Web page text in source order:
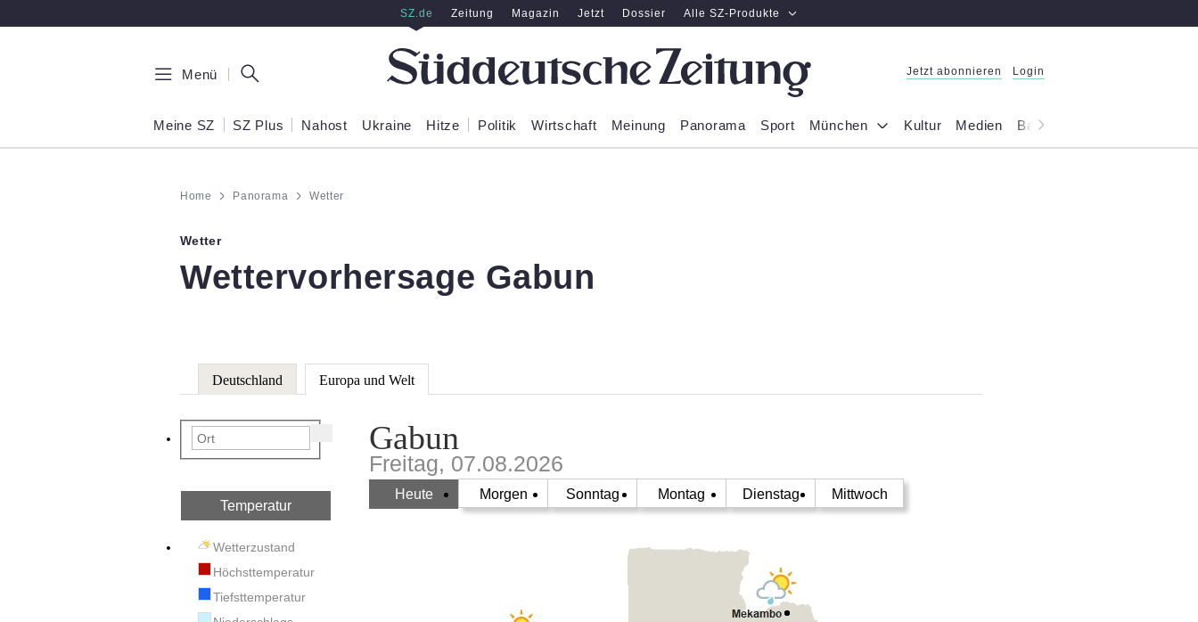
SZ.de Zeitung Magazin Jetzt Dossier Alle SZ-Produkte
Menü Jetzt abonnieren Login
Meine SZ SZ Plus Nahost Ukraine Hitze Politik Wirtschaft Meinung Panorama Sport München Kultur Medien Bayern
Home Panorama Wetter
Wetter
Wettervorhersage Gabun
Deutschland Europa und Welt
Temperatur
Wetterzustand
Höchsttemperatur
Tiefsttemperatur
Gabun
Freitag, 07.08.2026
Heute Morgen Sonntag Montag Dienstag Mittwoch